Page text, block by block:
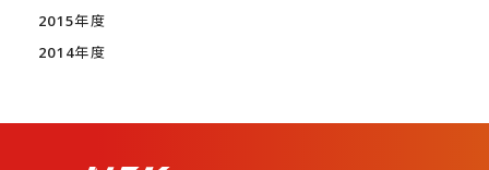
2015年度
2014年度